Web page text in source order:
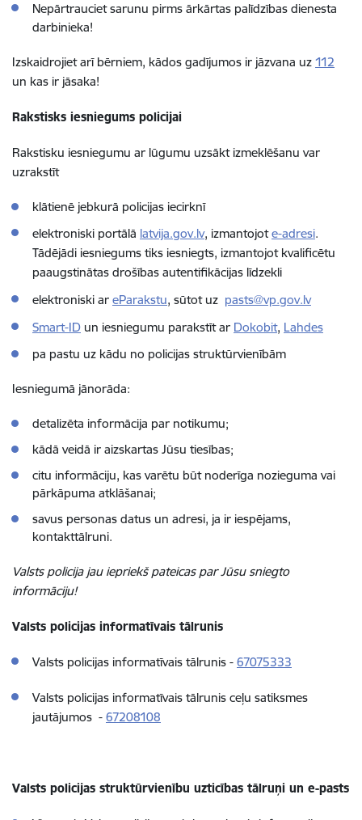
Nepārtrauciet sarunu pirms ārkārtas palīdzības dienesta
darbinieka!
Izskaidrojiet arī bērniem, kādos gadījumos ir jāzvana uz 112
un kas ir jāsaka!
Rakstisks iesniegums policijai
Rakstisku iesniegumu ar lūgumu uzsākt izmeklēšanu var
uzrakstīt
klātienē jebkurā policijas iecirknī
elektroniski portālā latvija.gov.lv, izmantojote-adresi.
Tādējādi iesniegums tiks iesniegts, izmantojot kvalificētu
paaugstinātas drošības autentifikācijas līdzekli
elektroniski ar eParakstu, sūtot uz pasts@vp.gov.lv
Smart-ID un iesniegumu parakstīt ar Dokobit, Lahdes
pa pastu uz kādu no policijas struktūrvienībām
Iesniegumā jānorāda:
detalizēta informācija par notikumu;
kādā veidā ir aizskartas Jūsu tiesības;
citu informāciju, kas varētu būt noderīga nozieguma vai
pārkāpuma atklāšanai;
savus personas datus un adresi, ja ir iespējams,
kontakttālruni.
Valsts policija jau iepriekš pateicas par Jūsu sniegto
informāciju!
Valsts policijas informatīvais tālrunis
Valsts policijas informatīvais tālrunis - 67075333
Valsts policijas informatīvais tālrunis ceļu satiksmes
jautājumos - 67208108
Valsts policijas struktūrvienību uzticības tālruņi un e-pasts